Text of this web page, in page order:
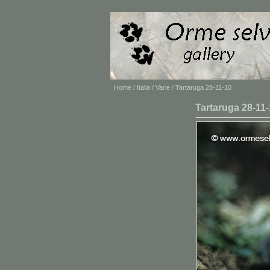
Home / Italia / Varie / Tartaruga 28-11-10
Tartaruga 28-